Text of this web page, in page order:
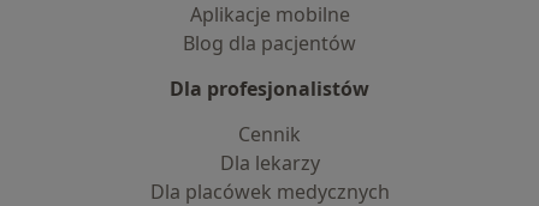
Aplikacje mobilne
Blog dla pacjentów
Dla profesjonalistów
Cennik
Dla lekarzy
Dla placówek medycznych